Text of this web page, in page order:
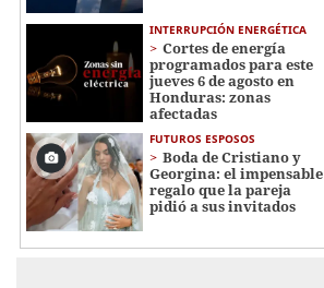
INTERRUPCIÓN ENERGÉTICA
Cortes de energía
programados para este
jueves 6 de agosto en
Honduras: zonas
afectadas
FUTUROS ESPOSOS
Boda de Cristiano y
Georgina: el impensable
regalo que la pareja
pidió a sus invitados